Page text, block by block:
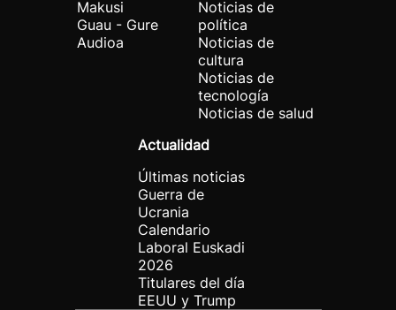
Makusi
Guau - Gure
Audioa
Noticias de
política
Noticias de
cultura
Noticias de
tecnología
Noticias de salud
Actualidad
Últimas noticias
Guerra de
Ucrania
Calendario
Laboral Euskadi
2026
Titulares del día
EEUU y Trump